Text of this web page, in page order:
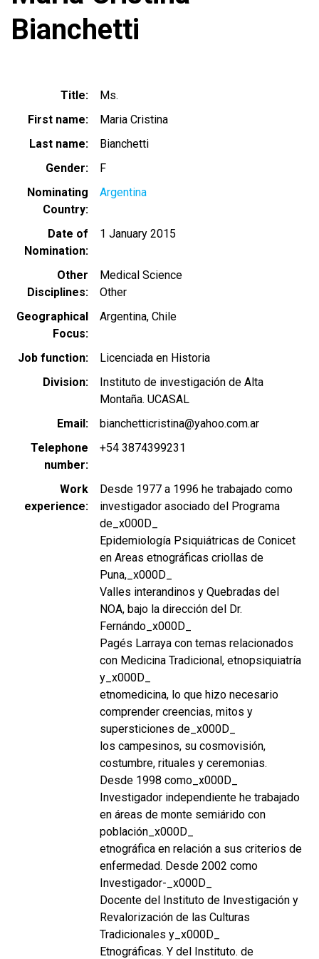
Bianchetti
Title
Ms.
First name
Maria Cristina
Last name
Bianchetti
Gender
F
Nominating
Country
Argentina
Date of
Nomination
1 January 2015
Other
Disciplines
Medical Science
Other
Geographical
Focus
Argentina Chile
Job function
Licenciada en Historia
Division
Instituto de investigación de Alta
Montaña. UCASAL
Email
bianchetticristina@yahoo.com.ar
Telephone
number
+54 3874399231
Work
experience
Desde 1977 a 1996 he trabajado como
investigador asociado del Programa
de_x000D_
Epidemiología Psiquiátricas de Conicet
en Areas etnográficas criollas de
Puna,_x000D_
Valles interandinos y Quebradas del
NOA, bajo la dirección del Dr.
Fernándo_x000D_
Pagés Larraya con temas relacionados
con Medicina Tradicional, etnopsiquiatría
y_x000D_
etnomedicina, lo que hizo necesario
comprender creencias, mitos y
supersticiones de_x000D_
los campesinos, su cosmovisión,
costumbre, rituales y ceremonias.
Desde 1998 como_x000D_
Investigador independiente he trabajado
en áreas de monte semiárido con
población_x000D_
etnográfica en relación a sus criterios de
enfermedad. Desde 2002 como
Investigador-_x000D_
Docente del Instituto de Investigación y
Revalorización de las Culturas
Tradicionales y_x000D_
Etnográficas. Y del Instituto. de